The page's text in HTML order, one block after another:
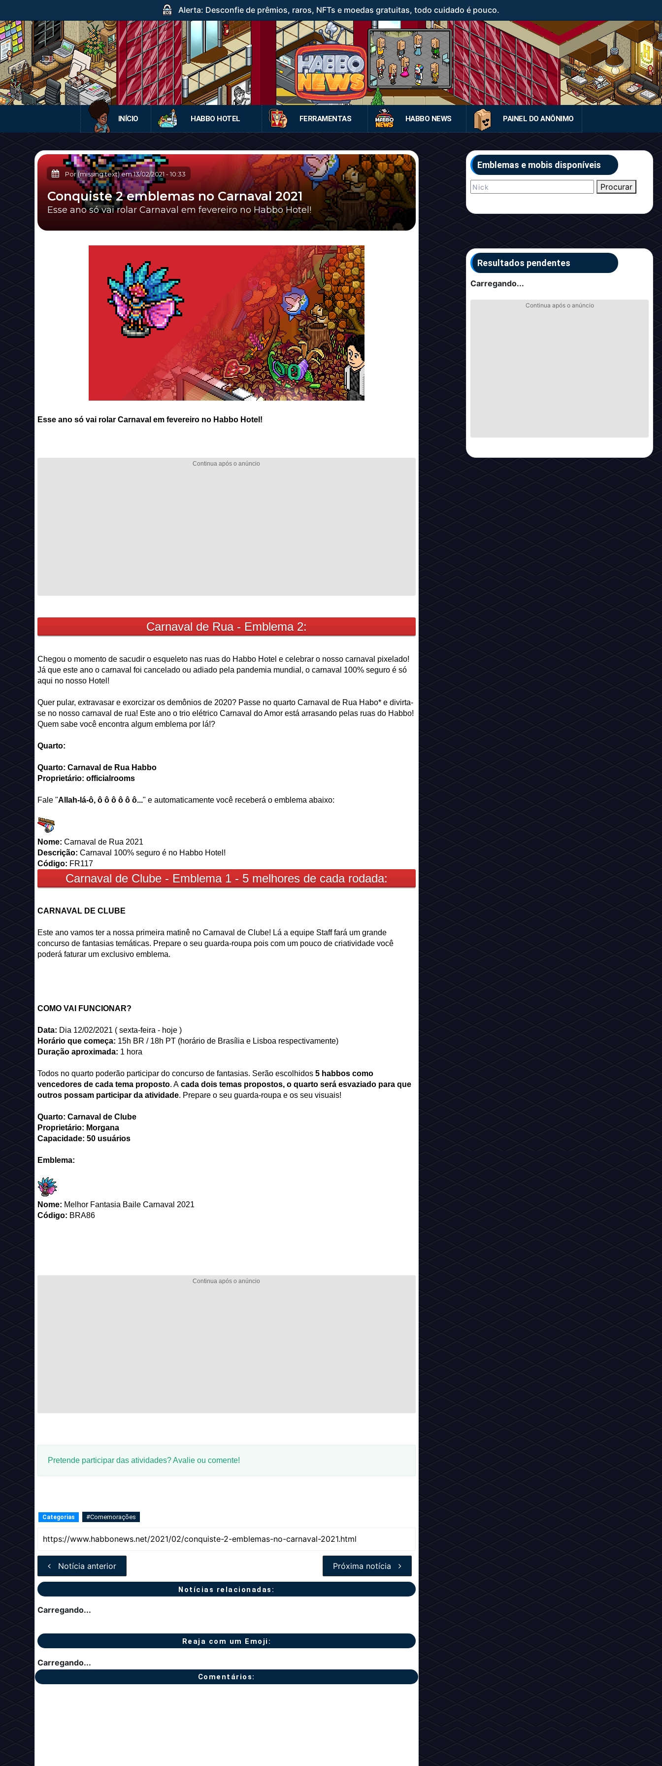
Alerta: Desconfie de prêmios, raros, NFTs e moedas gratuitas, todo cuidado é pouco.
INÍCIO HABBO HOTEL FERRAMENTAS HABBO NEWS PAINEL DO ANÔNIMO
Por (missing text) em13/02/2021 -10:33
Conquiste 2 emblemas no Carnaval 2021
Esse ano só vai rolar Carnaval em fevereiro no Habbo Hotel!
Esse ano só vai rolar Carnaval em fevereiro no Habbo Hotel!
Carnaval de Rua - Emblema 2:
Chegou o momento de sacudir o esqueleto nas ruas do Habbo Hotel e celebrar o nosso carnaval pixelado!
Já que este ano o carnaval foi cancelado ou adiado pela pandemia mundial, o carnaval 100% seguro é só
aqui no nosso Hotel!
Quer pular, extravasar e exorcizar os demônios de 2020? Passe no quarto Carnaval de Rua Habo* e divirta-
se no nosso carnaval de rua! Este ano o trio elétrico Carnaval do Amor está arrasando pelas ruas do Habbo!
Quem sabe você encontra algum emblema por lá!?
Quarto:
Quarto: Carnaval de Rua Habbo
Proprietário: officialrooms
Fale "Allah-lá-ô, ô ô ô ô ô ô..." e automaticamente você receberá o emblema abaixo:
Nome: Carnaval de Rua 2021
Descrição: Carnaval 100% seguro é no Habbo Hotel!
Código: FR117
Carnaval de Clube - Emblema 1 - 5 melhores de cada rodada:
CARNAVAL DE CLUBE
Este ano vamos ter a nossa primeira matinê no Carnaval de Clube! Lá a equipe Staff fará um grande
concurso de fantasias temáticas. Prepare o seu guarda-roupa pois com um pouco de criatividade você
poderá faturar um exclusivo emblema.
COMO VAI FUNCIONAR?
Data: Dia 12/02/2021 ( sexta-feira - hoje )
Horário que começa: 15h BR / 18h PT (horário de Brasília e Lisboa respectivamente)
Duração aproximada: 1 hora
Todos no quarto poderão participar do concurso de fantasias. Serão escolhidos 5 habbos como
vencedores de cada tema proposto. A cada dois temas propostos, o quarto será esvaziado para que
outros possam participar da atividade. Prepare o seu guarda-roupa e os seu visuais!
Quarto: Carnaval de Clube
Proprietário: Morgana
Capacidade: 50 usuários
Emblema:
Nome: Melhor Fantasia Baile Carnaval 2021
Código: BRA86
Pretende participar das atividades? Avalie ou comente!
Categorias #Comemorações
Notícia anterior Próxima notícia
Notícias relacionadas:
Carregando...
Reaja com um Emoji:
Carregando...
Comentários:
Emblemas e mobis disponíveis
Procurar
Resultados pendentes
Carregando...